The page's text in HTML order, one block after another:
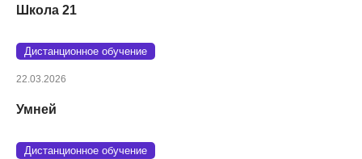
Школа 21
Дистанционное обучение
22.03.2026
Умней
Дистанционное обучение